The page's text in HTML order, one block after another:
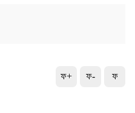
ফ+ ফ- ফ